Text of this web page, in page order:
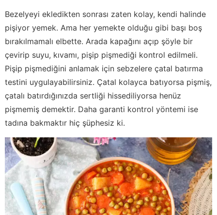
Bezelyeyi ekledikten sonrası zaten kolay, kendi halinde
pişiyor yemek. Ama her yemekte olduğu gibi başı boş
bırakılmamalı elbette. Arada kapağını açıp şöyle bir
çevirip suyu, kıvamı, pişip pişmediği kontrol edilmeli.
Pişip pişmediğini anlamak için sebzelere çatal batırma
testini uygulayabilirsiniz. Çatal kolayca batıyorsa pişmiş,
çatalı batırdığınızda sertliği hissediliyorsa henüz
pişmemiş demektir. Daha garanti kontrol yöntemi ise
tadına bakmaktır hiç şüphesiz ki.